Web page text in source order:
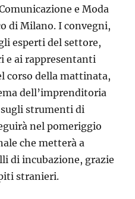
e Moda
di Milano. I convegni,
esperti del settore,
ai rappresentanti
corso della mattinata,
dell’imprenditoria
strumenti di
nel pomeriggio
che metterà a
di incubazione, grazie
stranieri.